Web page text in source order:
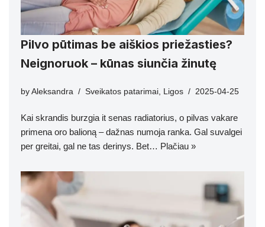
Pilvo pūtimas be aiškios priežasties?
Neignoruok – kūnas siunčia žinutę
by Aleksandra Sveikatos patarimai Ligos 2025-04-25
Kai skrandis burzgia it senas radiatorius, o pilvas vakare
primena oro balioną – dažnas numoja ranka. Gal suvalgei
per greitai, gal ne tas derinys. Bet… Plačiau »